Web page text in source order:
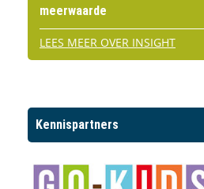
meerwaarde
LEES MEER OVER INSIGHT
Kennispartners